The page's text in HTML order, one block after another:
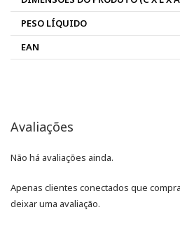
PESO LÍQUIDO
EAN
Avaliações
Não há avaliações ainda.
Apenas clientes conectados que
deixar uma avaliação.